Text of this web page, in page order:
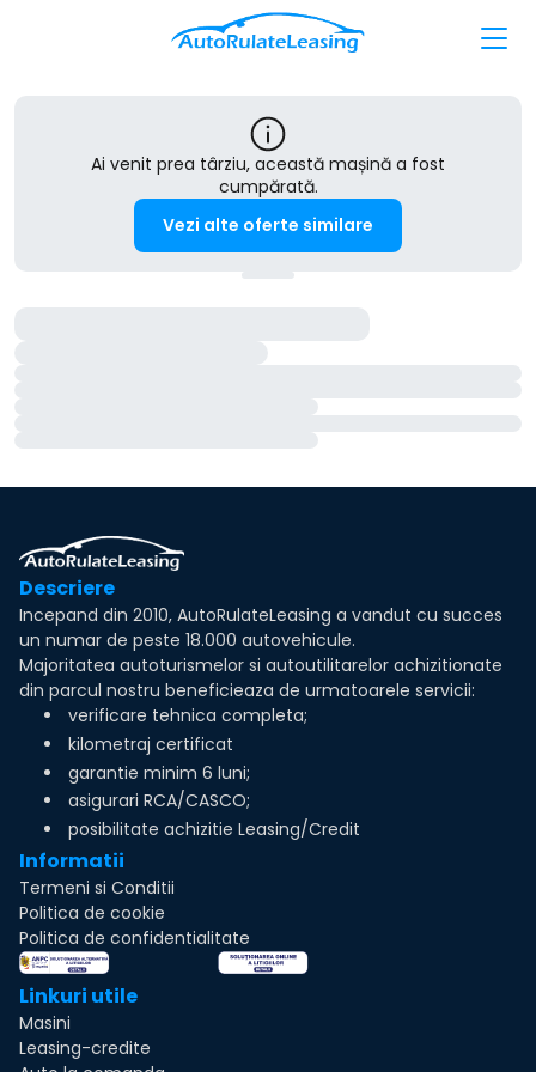
Ai venit prea târziu, această mașină a fost
cumpărată.
Vezi alte oferte similare
Descriere
Incepand din 2010, AutoRulateLeasing a vandut cu succes
un numar de peste 18.000 autovehicule.
Majoritatea autoturismelor si autoutilitarelor achizitionate
din parcul nostru beneficieaza de urmatoarele servicii:
verificare tehnica completa;
kilometraj certificat
garantie minim 6 luni;
asigurari RCA/CASCO;
posibilitate achizitie Leasing/Credit
Informatii
Termeni si Conditii
Politica de cookie
Politica de confidentialitate
Linkuri utile
Masini
Leasing-credite